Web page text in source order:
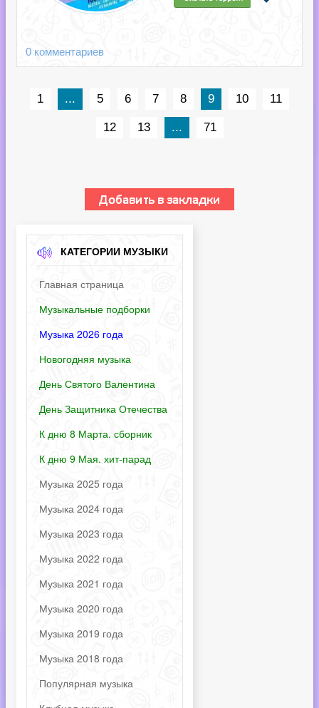
0 комментариев
1 ... 5 6 7 8 9 10 11
12 13 ... 71
КАТЕГОРИИ МУЗЫКИ
Главная страница
Музыкальные подборки
Музыка 2026 года
Новогодняя музыка
День Святого Валентина
День Защитника Отечества
К дню 8 Марта. сборник
К дню 9 Мая. хит-парад
Музыка 2025 года
Музыка 2024 года
Музыка 2023 года
Музыка 2022 года
Музыка 2021 года
Музыка 2020 года
Музыка 2019 года
Музыка 2018 года
Популярная музыка